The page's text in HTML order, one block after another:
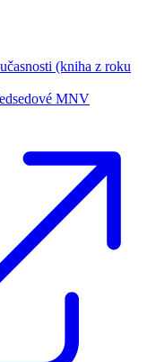
(kniha z roku
MNV